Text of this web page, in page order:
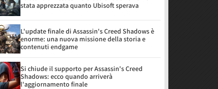
stata apprezzata quanto Ubisoft sperava
L'update finale di Assassin's Creed Shadows è
enorme: una nuova missione della storia e
contenuti endgame
Si chiude il supporto per Assassin's Creed
Shadows: ecco quando arriverà
l'aggiornamento finale